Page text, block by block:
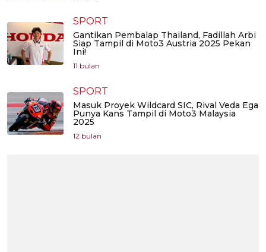
SPORT
Gantikan Pembalap Thailand, Fadillah Arbi
Siap Tampil di Moto3 Austria 2025 Pekan
Ini!
11 bulan
SPORT
Masuk Proyek Wildcard SIC, Rival Veda Ega
Punya Kans Tampil di Moto3 Malaysia
2025
12 bulan